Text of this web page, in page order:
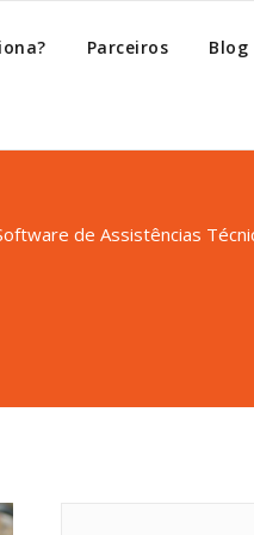
Parceiros Blog
de Assistências